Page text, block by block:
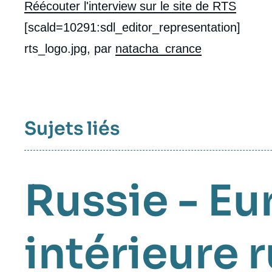
Réécouter l'interview sur le site de RTS
[scald=10291:sdl_editor_representation]
rts_logo.jpg, par natacha_crance
Sujets liés
Russie -
intérieure